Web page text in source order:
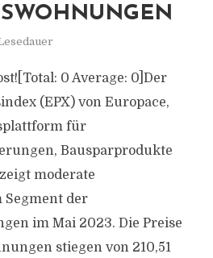
0 Average: 0]Der
(EPX) von Europace,
für
Bausparprodukte
moderate
Segment der
im Mai 2023. Die Preise
stiegen von 210,51